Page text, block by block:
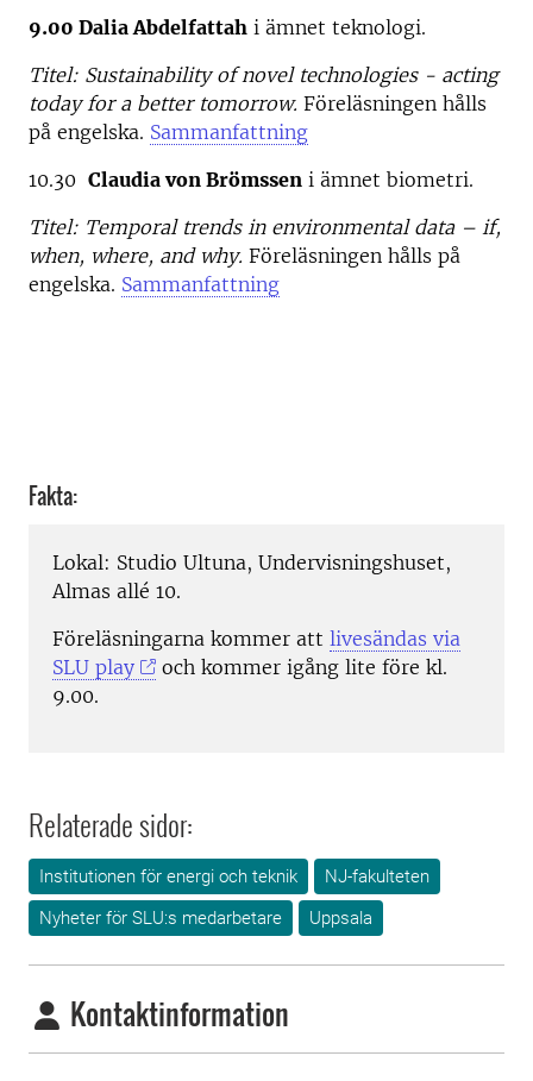
9.00 Dalia Abdelfattah i ämnet teknologi.
Titel: Sustainability of novel technologies - acting
today for a better tomorrow. Föreläsningen hålls
på engelska. Sammanfattning
10.30 Claudia von Brömssen i ämnet biometri.
Titel: Temporal trends in environmental data – if,
when, where, and why. Föreläsningen hålls på
engelska. Sammanfattning
Fakta:
Lokal: Studio Ultuna, Undervisningshuset,
Almas allé 10.
Föreläsningarna kommer att livesändas via
SLU play
och kommer igång lite före kl.
9.00.
Relaterade sidor:
Institutionen för energi och teknik
NJ-fakulteten
Nyheter för SLU:s medarbetare
Uppsala
Kontaktinformation